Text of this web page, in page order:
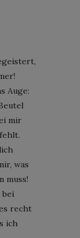
Auge:
mir
was
muss!
recht
ich